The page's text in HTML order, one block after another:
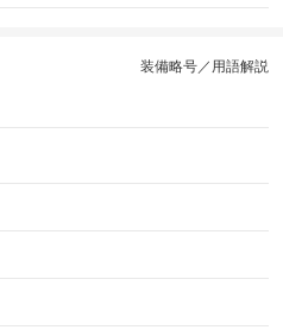
装備略号／用語解説